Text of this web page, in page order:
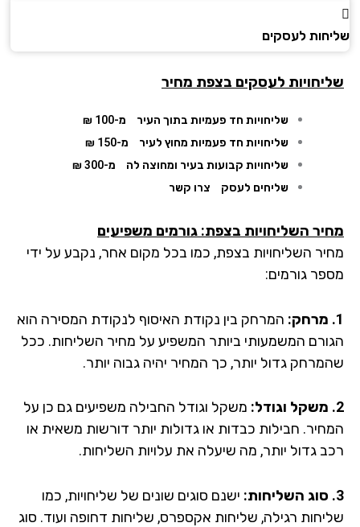
לעסקים
לעסקים בצפת מחיר
שליחויות חד פעמיות בתוך העיר
מ-100 ₪
שליחויות חד פעמיות מחוץ לעיר
מ-150 ₪
שליחויות קבועות בעיר ומחוצה לה
מ-300 ₪
שליחים לעסק
צרו קשר
השליחויות בצפת: גורמים משפיעים
השליחויות בצפת, כמו בכל מקום אחר, נקבע על ידי
גורמים:
המרחק בין נקודת האיסוף לנקודת המסירה הוא
המשמעותי ביותר המשפיע על מחיר השליחות. ככל
גדול יותר, כך המחיר יהיה גבוה יותר.
משקל וגודל החבילה משפיעים גם כן על
חבילות כבדות או גדולות יותר דורשות משאית או
גדול יותר, מה שיעלה את עלויות השליחות.
ישנם סוגים שונים של שליחויות, כמו
רגילה, שליחות אקספרס, שליחות דחופה ועוד. סוג